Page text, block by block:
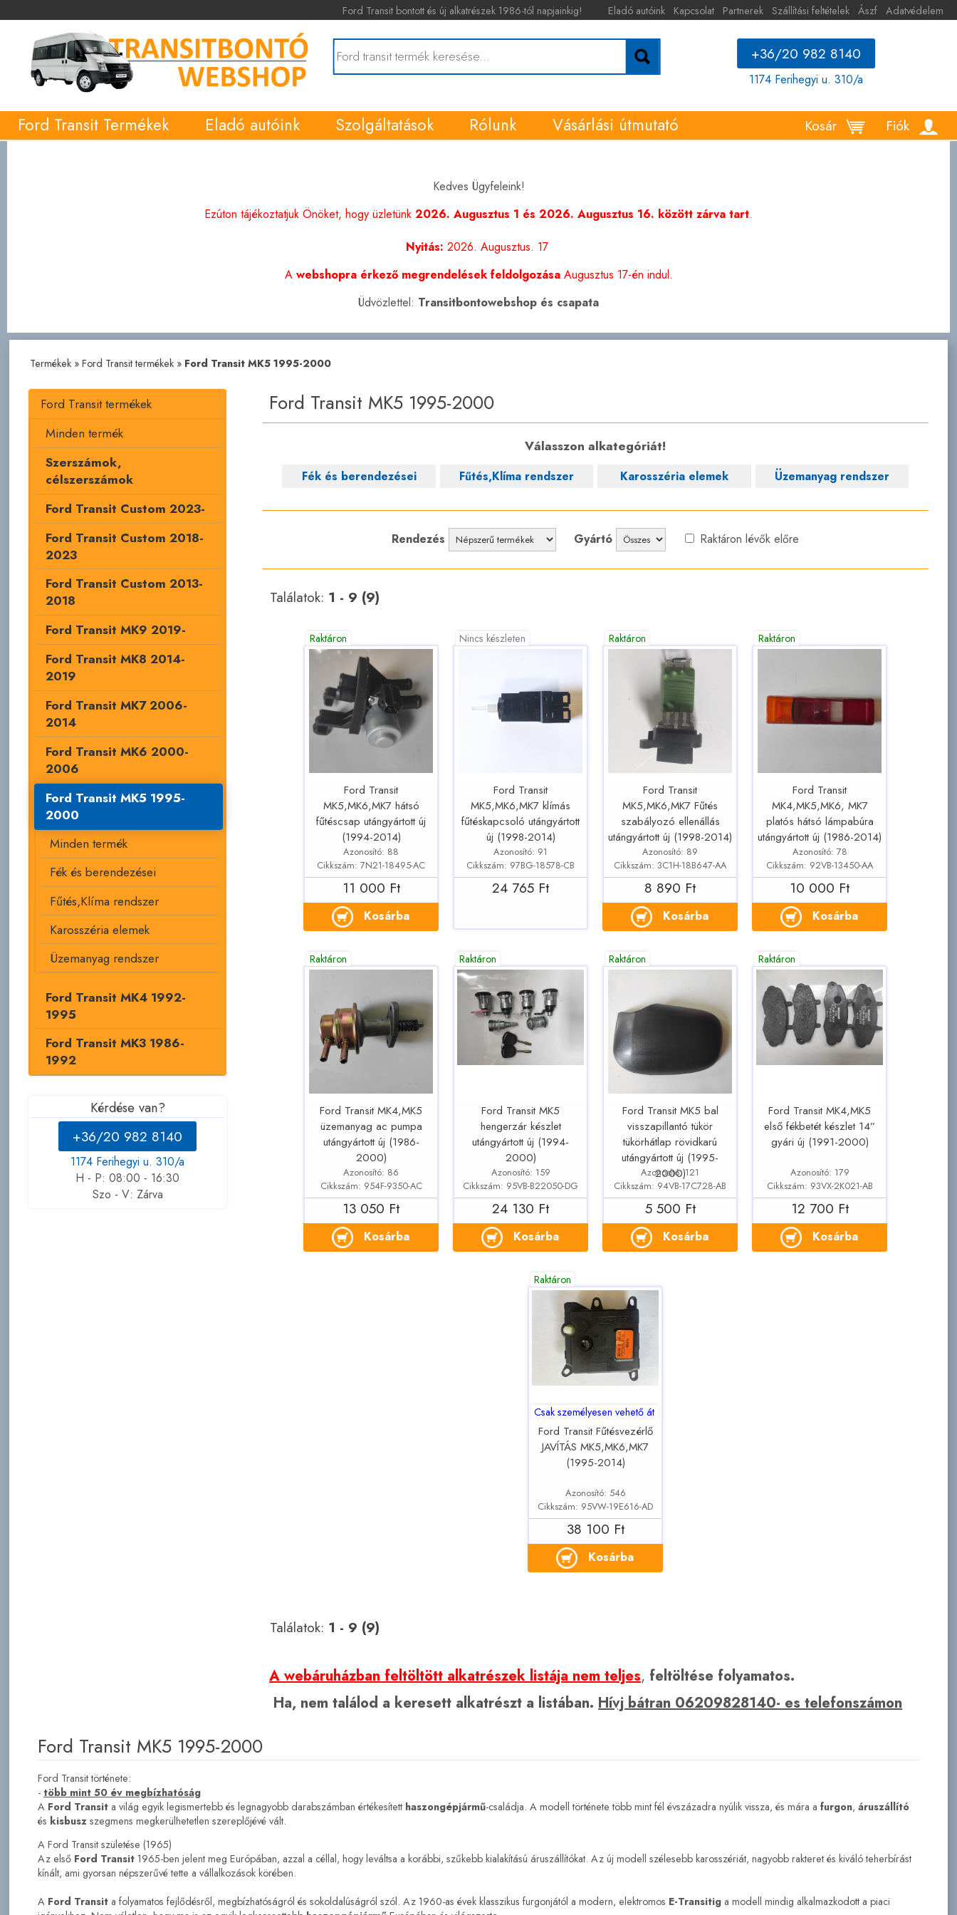
Ford Transit bontott és új alkatrészek 1986-tól napjainkig! Eladó autóink Kapcsolat Partnerek Szállítási feltételek Ászf Adatvédelem
+36/20 982 8140
1174 Ferihegyi u. 310/a
Ford Transit Termékek Eladó autóink Szolgáltatások Rólunk Vásárlási útmutató Fiók
Kosár
Kedves Ügyfeleink!
Ezúton tájékoztatjuk Önöket, hogy üzletünk 2026. Augusztus 1 és 2026. Augusztus 16. között zárva tart.
Nyitás: 2026. Augusztus. 17
A webshopra érkező megrendelések feldolgozásaAugusztus 17-én indul.
Üdvözlettel: Transitbontowebshop és csapata
Ford Transit termékek
Minden termék
Szerszámok,
célszerszámok
Ford Transit Custom 2023-
Ford Transit Custom 2018-
2023
Ford Transit Custom 2013-
2018
Ford Transit MK9 2019-
Ford Transit MK8 2014-
2019
Ford Transit MK7 2006-
2014
Ford Transit MK6 2000-
2006
Ford Transit MK5 1995-
2000
Minden termék
Fék és berendezései
Fűtés,Klíma rendszer
Karosszéria elemek
Üzemanyag rendszer
Ford Transit MK4 1992-
1995
Ford Transit MK3 1986-
1992
Kérdése van?
+36/20 982 8140
1174 Ferihegyi u. 310/a
H - P: 08:00 - 16:30
Szo - V: Zárva
Termékek» Ford Transit termékek» Ford Transit MK5 1995-2000
Ford Transit MK5 1995-2000
Válasszon alkategóriát!
Fék és berendezései Fűtés,Klíma rendszer Karosszéria elemek Üzemanyag rendszer
Rendezés Gyártó Raktáron lévők előre
Találatok: 1 - 9 (9)
Raktáron
Ford Transit
MK5,MK6,MK7 hátsó
fűtéscsap utángyártott új
(1994-2014)
Azonosító: 88
Cikkszám: 7N21-18495-AC
11 000 Ft
Kosárba
Nincs készleten
Ford Transit
MK5,MK6,MK7 klímás
fűtéskapcsoló utángyártott
új (1998-2014)
Azonosító: 91
Cikkszám: 97BG-18578-CB
24 765 Ft
Raktáron
Ford Transit
MK5,MK6,MK7 Fűtés
szabályozó ellenállás
utángyártott új (1998-2014)
Azonosító: 89
Cikkszám: 3C1H-18B647-AA
8 890 Ft
Kosárba
Raktáron
Ford Transit
MK4,MK5,MK6, MK7
platós hátsó lámpabúra
utángyártott új (1986-2014)
Azonosító: 78
Cikkszám: 92VB-13450-AA
10 000 Ft
Kosárba
Raktáron
Ford Transit MK4,MK5
üzemanyag ac pumpa
utángyártott új (1986-
2000)
Azonosító: 86
Cikkszám: 954F-9350-AC
13 050 Ft
Kosárba
Raktáron
Ford Transit MK5
hengerzár készlet
utángyártott új (1994-
2000)
Azonosító: 159
Cikkszám: 95VB-B22050-DG
24 130 Ft
Kosárba
Raktáron
Ford Transit MK5 bal
visszapillantó tükör
tükörhátlap rövidkarú
utángyártott új (1995-
2000)
Azonosító: 121
Cikkszám: 94VB-17C728-AB
5 500 Ft
Kosárba
Raktáron
Ford Transit MK4,MK5
első fékbetét készlet 14”
gyári új (1991-2000)
Azonosító: 179
Cikkszám: 93VX-2K021-AB
12 700 Ft
Kosárba
Raktáron
Csak személyesen vehető át
Ford Transit Fűtésvezérlő
JAVÍTÁS MK5,MK6,MK7
(1995-2014)
Azonosító: 546
Cikkszám: 95VW-19E616-AD
38 100 Ft
Kosárba
Találatok: 1 - 9 (9)
A webáruházban feltöltött alkatrészek listája nem teljes,feltöltése folyamatos.
Ha, nem találod a keresett alkatrészt a listában.Hívj bátran 06209828140- es telefonszámon
Ford Transit MK5 1995-2000
Ford Transit története:
- több mint 50 év megbízhatóság
A Ford Transita világ egyik legismertebb és legnagyobb darabszámban értékesített haszongépjármű-családja. A modell története több mint fél évszázadra nyúlik vissza, és mára a furgon, áruszállító
és kisbuszszegmens megkerülhetetlen szereplőjévé vált.
A Ford Transit születése (1965)
Az első Ford Transit1965-ben jelent meg Európában, azzal a céllal, hogy leváltsa a korábbi, szűkebb kialakítású áruszállítókat. Az új modell szélesebb karosszériát, nagyobb rakteret és kiváló teherbírást
kínált, ami gyorsan népszerűvé tette a vállalkozások körében.
A Ford Transit a folyamatos fejlődésről, megbízhatóságról és sokoldalúságról szól. Az 1960-as évek klasszikus furgonjától a modern, elektromos E-Transitiga modell mindig alkalmazkodott a piaci